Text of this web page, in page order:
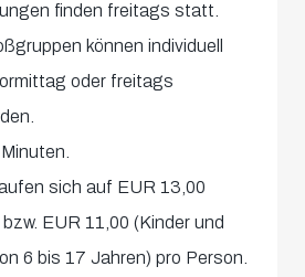
finden freitags statt.
können individuell
oder freitags
sich auf EUR 13,00
EUR 11,00 (Kinder und
6 bis 17 Jahren) pro Person.